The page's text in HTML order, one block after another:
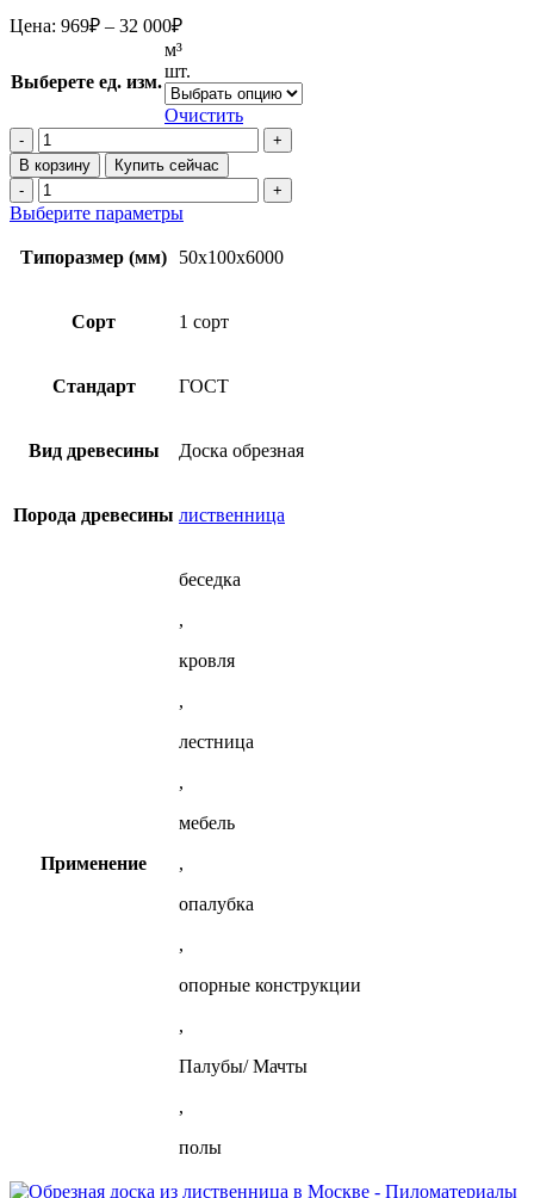
Цена: 969₽ – 32 000₽Диапазон
цен:
969₽
–
32
Выберете ед. изм.
м³
шт.
Очистить
Количество
товара
Доска
обрезная
50х100х6000
сорт
лиственницы
В корзину Купить сейчас
Количество
товара
Доска
обрезная
50х100х6000
сорт
(ГОСТ)
лиственницы
Выберите параметрыЭтот
имеет
Опции
на
Типоразмер (мм) 50x100x6000
Сорт 1 сорт
Стандарт ГОСТ
Вид древесины Доска обрезная
Порода древесины лиственница
Применение
беседка
,
кровля
,
лестница
,
мебель
,
опалубка
,
опорные конструкции
,
Палубы/ Мачты
,
полы